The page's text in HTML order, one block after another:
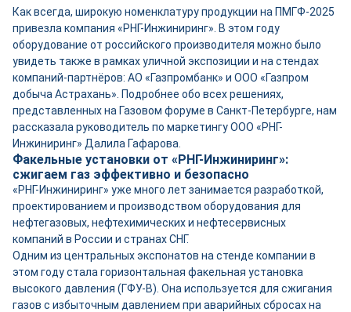
Как всегда, широкую номенклатуру продукции на ПМГФ-2025
привезла компания «РНГ-Инжиниринг». В этом году
оборудование от российского производителя можно было
увидеть также в рамках уличной экспозиции и на стендах
компаний-партнёров: АО «Газпромбанк» и ООО «Газпром
добыча Астрахань». Подробнее обо всех решениях,
представленных на Газовом форуме в Санкт-Петербурге, нам
рассказала руководитель по маркетингу ООО «РНГ-
Инжиниринг» Далила Гафарова.
Факельные установки от «РНГ-Инжиниринг»:
сжигаем газ эффективно и безопасно
«РНГ-Инжиниринг» уже много лет занимается разработкой,
проектированием и производством оборудования для
нефтегазовых, нефтехимических и нефтесервисных
компаний в России и странах СНГ.
Одним из центральных экспонатов на стенде компании в
этом году стала горизонтальная факельная установка
высокого давления (ГФУ-В). Она используется для сжигания
газов с избыточным давлением при аварийных сбросах на